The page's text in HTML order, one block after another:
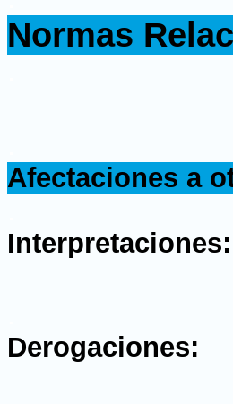
Normas
Afectaciones a
Interpretaciones:
Derogaciones: